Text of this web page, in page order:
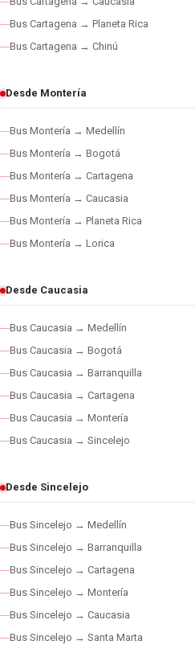
Bus Cartagena → Planeta Rica
Bus Cartagena → Chinú
Desde Montería
Bus Montería → Medellín
Bus Montería → Bogotá
Bus Montería → Cartagena
Bus Montería → Caucasia
Bus Montería → Planeta Rica
Bus Montería → Lorica
Desde Caucasia
Bus Caucasia → Medellín
Bus Caucasia → Bogotá
Bus Caucasia → Barranquilla
Bus Caucasia → Cartagena
Bus Caucasia → Montería
Bus Caucasia → Sincelejo
Desde Sincelejo
Bus Sincelejo → Medellín
Bus Sincelejo → Barranquilla
Bus Sincelejo → Cartagena
Bus Sincelejo → Montería
Bus Sincelejo → Caucasia
Bus Sincelejo → Santa Marta